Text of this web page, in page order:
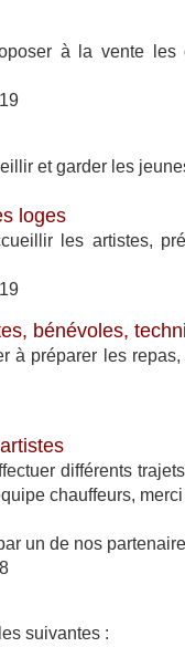
à la vente
et garder les
loges
les artistes,
bénévoles,
à préparer les
différents
chauffeurs,
un de nos
suivantes :